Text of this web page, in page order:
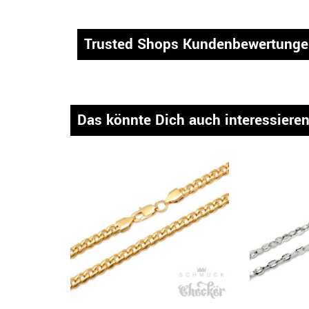
Trusted Shops
Das könnte Dich auch interessieren